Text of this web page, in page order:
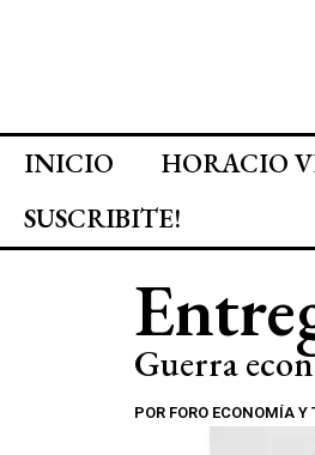
INICIO HORACIO
SUSCRIBITE!
Guerra
POR FORO ECONOMÍA